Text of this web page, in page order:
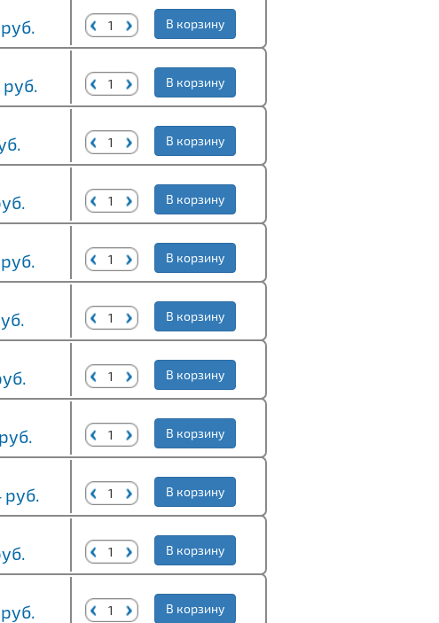
В корзину
В корзину
В корзину
В корзину
В корзину
В корзину
В корзину
В корзину
руб. В корзину
В корзину
В корзину